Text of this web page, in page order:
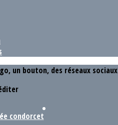
un bouton, des réseaux sociaux